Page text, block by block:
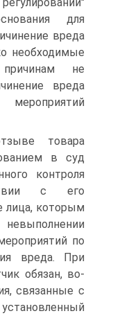
для
вреда
необходимые
не
вреда
товара
в суд
контроля
с его
лица, которым
по
вреда. При
обязан, во-
связанные с